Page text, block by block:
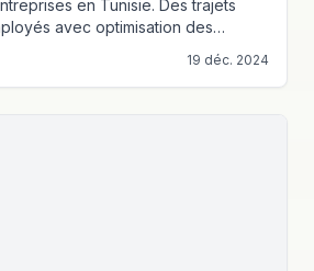
en Tunisie. Des trajets
avec optimisation des
fiables et rentables pour les
de votre entreprise.
19 déc. 2024